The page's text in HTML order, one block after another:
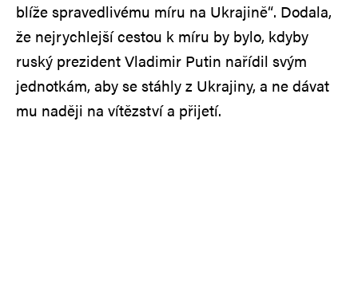
blíže spravedlivému míru na Ukrajině“. Dodala,
že nejrychlejší cestou k míru by bylo, kdyby
ruský prezident Vladimir Putin nařídil svým
jednotkám, aby se stáhly z Ukrajiny, a ne dávat
mu naději na vítězství a přijetí.